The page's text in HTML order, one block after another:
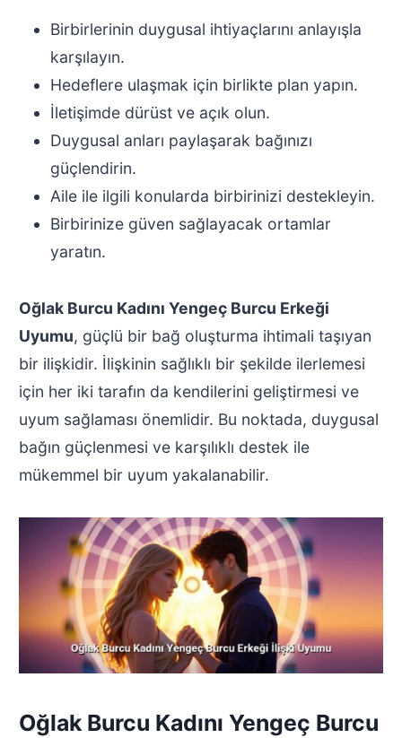
Birbirlerinin duygusal ihtiyaçlarını anlayışla
karşılayın.
Hedeflere ulaşmak için birlikte plan yapın.
İletişimde dürüst ve açık olun.
Duygusal anları paylaşarak bağınızı
güçlendirin.
Aile ile ilgili konularda birbirinizi destekleyin.
Birbirinize güven sağlayacak ortamlar
yaratın.
Oğlak Burcu Kadını Yengeç Burcu Erkeği
Uyumu, güçlü bir bağ oluşturma ihtimali taşıyan
bir ilişkidir. İlişkinin sağlıklı bir şekilde ilerlemesi
için her iki tarafın da kendilerini geliştirmesi ve
uyum sağlaması önemlidir. Bu noktada, duygusal
bağın güçlenmesi ve karşılıklı destek ile
mükemmel bir uyum yakalanabilir.
Oğlak Burcu Kadını Yengeç Burcu